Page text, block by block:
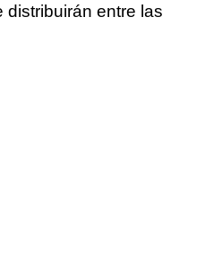
distribuirán entre las